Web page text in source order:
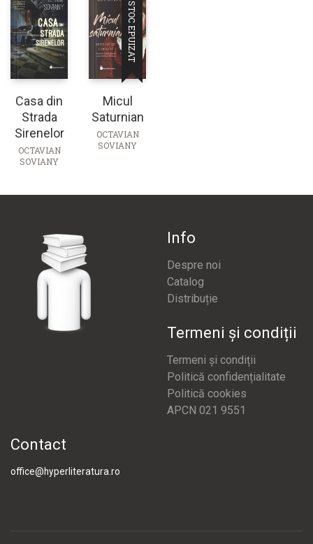
Casa din
Strada
Sirenelor
OCTAVIAN
SOVIANY
STOC EPUIZAT
Micul
Saturnian
OCTAVIAN
SOVIANY
Info
Despre noi
Catalog
Distribuție
Termeni și condiții
Termeni și condiții
Politică confidențialitate
Politică cookies
APCN 021 9551
Contact
office@hyperliteratura.ro